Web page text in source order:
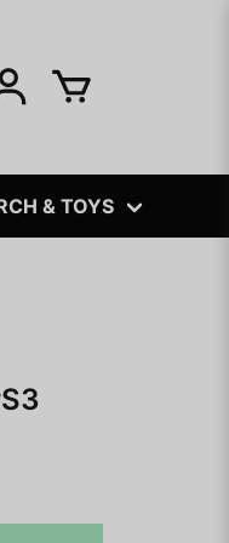
& TOYS